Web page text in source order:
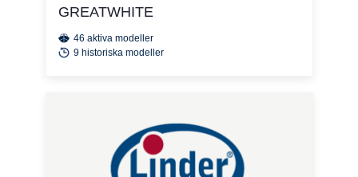
GREATWHITE
46 aktiva modeller
9 historiska modeller